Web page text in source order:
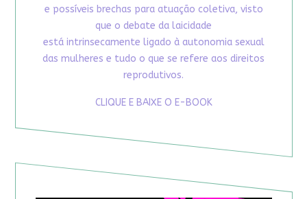
e possíveis brechas para atuação coletiva, visto
que o debate da laicidade
está intrinsecamente ligado à autonomia sexual
das mulheres e tudo o que se refere aos direitos
reprodutivos.
CLIQUE E BAIXE O E-BOOK